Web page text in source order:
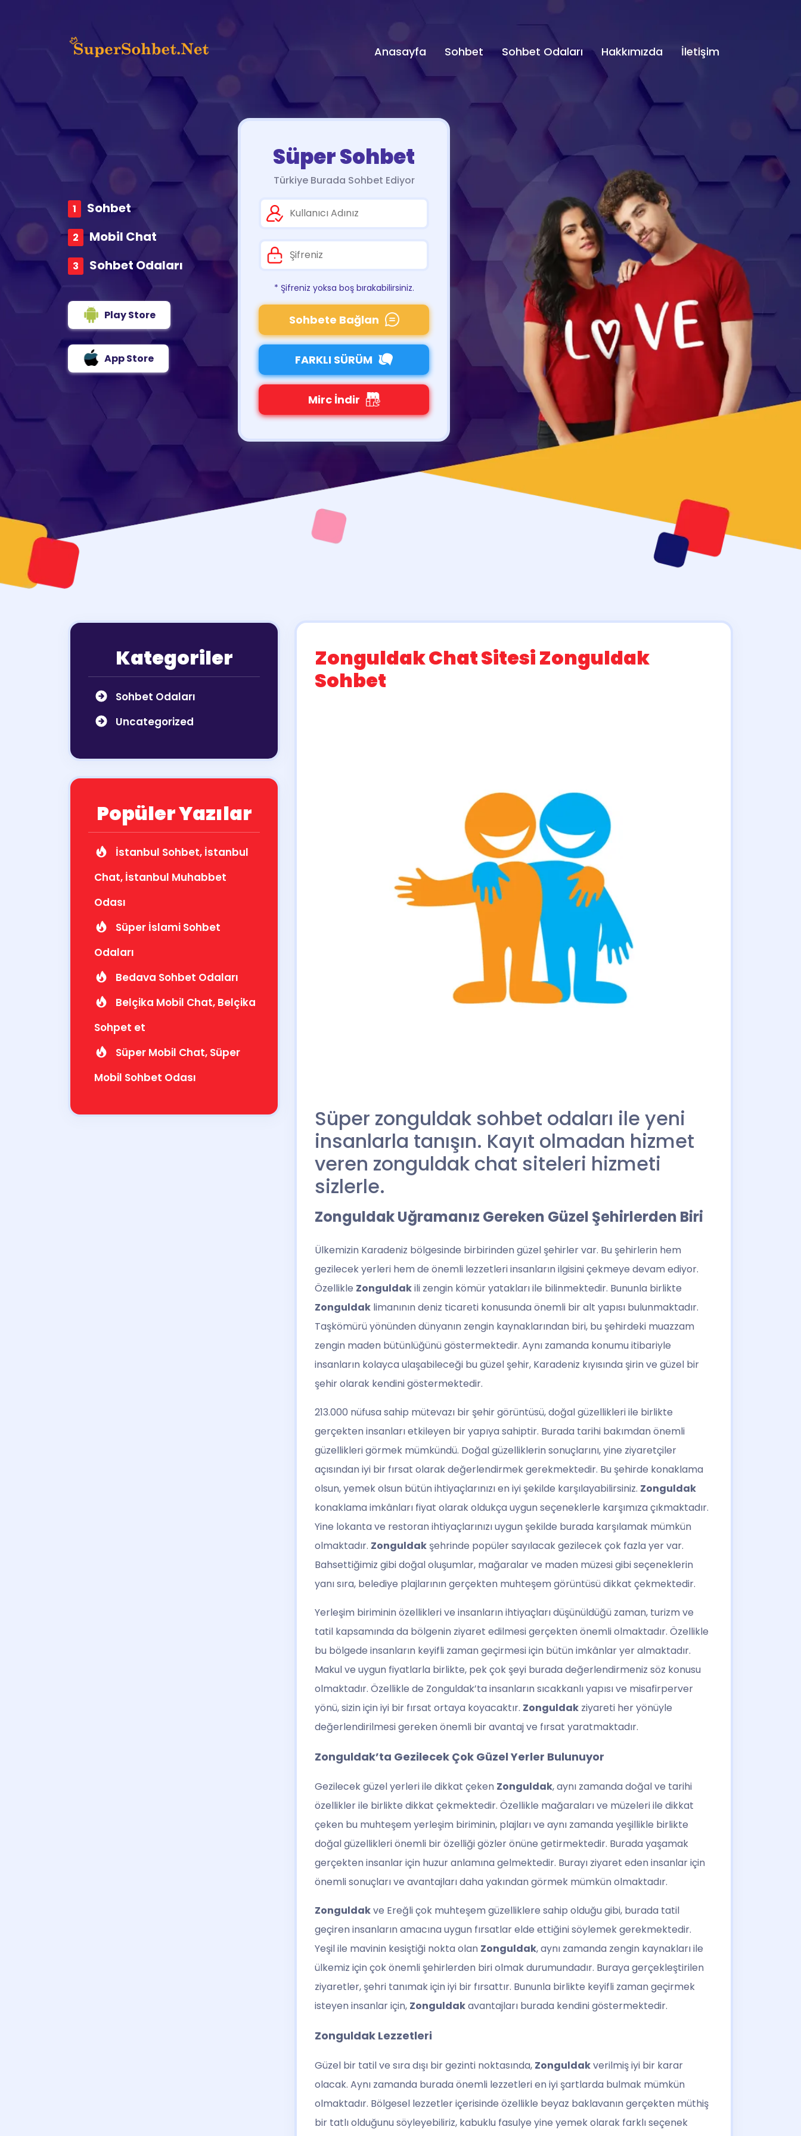
Anasayfa Sohbet Sohbet Odaları Hakkımızda İletişim
Sohbet
Mobil Chat
Sohbet Odaları
Play Store
App Store
Süper Sohbet
Türkiye Burada Sohbet Ediyor
* Şifreniz yoksa boş bırakabilirsiniz.
Sohbete Bağlan
FARKLI SÜRÜM
Mirc İndir
Kategoriler
Sohbet Odaları
Uncategorized
Popüler Yazılar
İstanbul Sohbet, İstanbul
Chat, İstanbul Muhabbet
Odası
Süper İslami Sohbet
Odaları
Bedava Sohbet Odaları
Belçika Mobil Chat, Belçika
Sohpet et
Süper Mobil Chat, Süper
Mobil Sohbet Odası
Zonguldak Chat Sitesi Zonguldak
Sohbet
Süper zonguldak sohbet odaları ile yeni
insanlarla tanışın. Kayıt olmadan hizmet
veren zonguldak chat siteleri hizmeti
sizlerle.
Zonguldak Uğramanız Gereken Güzel Şehirlerden Biri
Ülkemizin Karadeniz bölgesinde birbirinden güzel şehirler var. Bu şehirlerin hem
gezilecek yerleri hem de önemli lezzetleri insanların ilgisini çekmeye devam ediyor.
Özellikle Zonguldakili zengin kömür yatakları ile bilinmektedir. Bununla birlikte
Zonguldak limanının deniz ticareti konusunda önemli bir alt yapısı bulunmaktadır.
Taşkömürü yönünden dünyanın zengin kaynaklarından biri, bu şehirdeki muazzam
zengin maden bütünlüğünü göstermektedir. Aynı zamanda konumu itibariyle
insanların kolayca ulaşabileceği bu güzel şehir, Karadeniz kıyısında şirin ve güzel bir
şehir olarak kendini göstermektedir.
213.000 nüfusa sahip mütevazı bir şehir görüntüsü, doğal güzellikleri ile birlikte
gerçekten insanları etkileyen bir yapıya sahiptir. Burada tarihi bakımdan önemli
güzellikleri görmek mümkündü. Doğal güzelliklerin sonuçlarını, yine ziyaretçiler
açısından iyi bir fırsat olarak değerlendirmek gerekmektedir. Bu şehirde konaklama
olsun, yemek olsun bütün ihtiyaçlarınızı en iyi şekilde karşılayabilirsiniz. Zonguldak
konaklama imkânları fiyat olarak oldukça uygun seçeneklerle karşımıza çıkmaktadır.
Yine lokanta ve restoran ihtiyaçlarınızı uygun şekilde burada karşılamak mümkün
olmaktadır. Zonguldak şehrinde popüler sayılacak gezilecek çok fazla yer var.
Bahsettiğimiz gibi doğal oluşumlar, mağaralar ve maden müzesi gibi seçeneklerin
yanı sıra, belediye plajlarının gerçekten muhteşem görüntüsü dikkat çekmektedir.
Yerleşim biriminin özellikleri ve insanların ihtiyaçları düşünüldüğü zaman, turizm ve
tatil kapsamında da bölgenin ziyaret edilmesi gerçekten önemli olmaktadır. Özellikle
bu bölgede insanların keyifli zaman geçirmesi için bütün imkânlar yer almaktadır.
Makul ve uygun fiyatlarla birlikte, pek çok şeyi burada değerlendirmeniz söz konusu
olmaktadır. Özellikle de Zonguldak’ta insanların sıcakkanlı yapısı ve misafirperver
yönü, sizin için iyi bir fırsat ortaya koyacaktır. Zonguldak ziyareti her yönüyle
değerlendirilmesi gereken önemli bir avantaj ve fırsat yaratmaktadır.
Zonguldak’ta Gezilecek Çok Güzel Yerler Bulunuyor
Gezilecek güzel yerleri ile dikkat çeken Zonguldak, aynı zamanda doğal ve tarihi
özellikler ile birlikte dikkat çekmektedir. Özellikle mağaraları ve müzeleri ile dikkat
çeken bu muhteşem yerleşim biriminin, plajları ve aynı zamanda yeşillikle birlikte
doğal güzellikleri önemli bir özelliği gözler önüne getirmektedir. Burada yaşamak
gerçekten insanlar için huzur anlamına gelmektedir. Burayı ziyaret eden insanlar için
önemli sonuçları ve avantajları daha yakından görmek mümkün olmaktadır.
Zonguldakve Ereğli çok muhteşem güzelliklere sahip olduğu gibi, burada tatil
geçiren insanların amacına uygun fırsatlar elde ettiğini söylemek gerekmektedir.
Yeşil ile mavinin kesiştiği nokta olan Zonguldak, aynı zamanda zengin kaynakları ile
ülkemiz için çok önemli şehirlerden biri olmak durumundadır. Buraya gerçekleştirilen
ziyaretler, şehri tanımak için iyi bir fırsattır. Bununla birlikte keyifli zaman geçirmek
isteyen insanlar için, Zonguldakavantajları burada kendini göstermektedir.
Zonguldak Lezzetleri
Güzel bir tatil ve sıra dışı bir gezinti noktasında, Zonguldakverilmiş iyi bir karar
olacak. Aynı zamanda burada önemli lezzetleri en iyi şartlarda bulmak mümkün
olmaktadır. Bölgesel lezzetler içerisinde özellikle beyaz baklavanın gerçekten müthiş
bir tatlı olduğunu söyleyebiliriz, kabuklu fasulye yine yemek olarak farklı seçenek